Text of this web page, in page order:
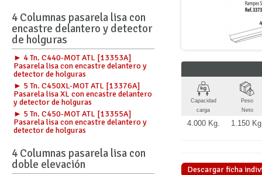
4 Columnas pasarela lisa con
encastre delantero y detector
de holguras
► 4 Tn. C440-MOT ATL [13353A]
Pasarela lisa con encastre delantero y
detector de holguras
► 5 Tn. C450XL-MOT ATL [13376A]
Pasarela lisa XL con encastre delantero
y detector de holguras
► 5 Tn. C450-MOT ATL [13355A]
Pasarela lisa con encastre delantero y
detector de holguras
4 Columnas pasarela lisa con
doble elevación
Capacidad
carga
Peso
Neto
4.000 Kg. 1.150
Descargar ficha